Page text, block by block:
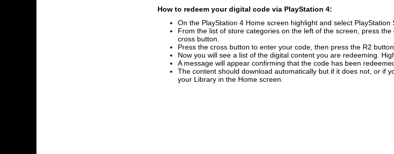
How to redeem your digital code via PlayStation 4:
On the PlayStation 4 Home screen highlight and select
From the list of store categories on the left of the screen, press
cross button.
Press the cross button to enter your code, then press the R2
Now you will see a list of the digital content you are redeeming.
A message will appear confirming that the code has been
The content should download automatically but if it does not, or if
your Library in the Home screen.